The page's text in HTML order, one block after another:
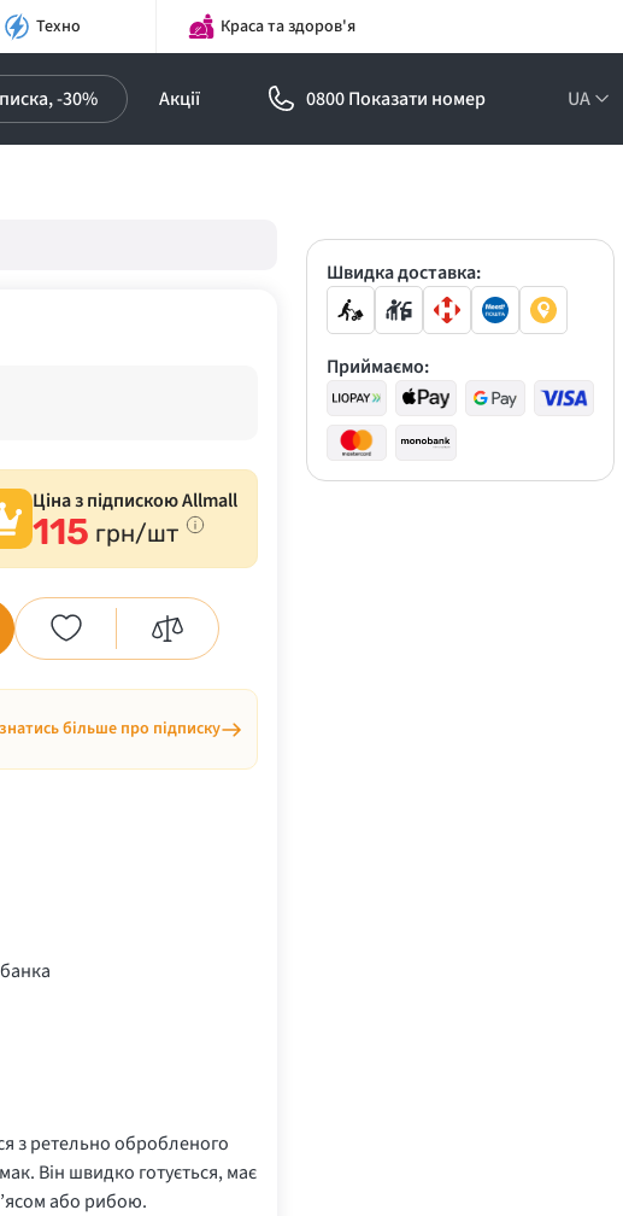
Техно Краса та здоров'я
-30% Акції 0800 Показати номер UA
Ціна з підпискою Allmall
115 грн/шт
більше про підписку
з ретельно обробленого
Він швидко готується, має
або рибою.
Знижки до -30%
Швидка доставка:
Приймаємо: